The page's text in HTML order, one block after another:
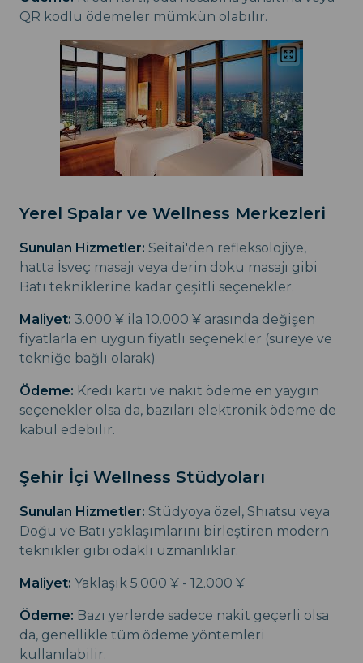
QR kodlu ödemeler mümkün olabilir.
Yerel Spalar ve Wellness Merkezleri
Sunulan Hizmetler: Seitai'den refleksolojiye,
hatta İsveç masajı veya derin doku masajı gibi
Batı tekniklerine kadar çeşitli seçenekler.
Maliyet: 3.000 ¥ ila 10.000 ¥ arasında değişen
fiyatlarla en uygun fiyatlı seçenekler (süreye ve
tekniğe bağlı olarak)
Ödeme: Kredi kartı ve nakit ödeme en yaygın
seçenekler olsa da, bazıları elektronik ödeme de
kabul edebilir.
Şehir İçi Wellness Stüdyoları
Sunulan Hizmetler: Stüdyoya özel, Shiatsu veya
Doğu ve Batı yaklaşımlarını birleştiren modern
teknikler gibi odaklı uzmanlıklar.
Maliyet: Yaklaşık 5.000 ¥ - 12.000 ¥
Ödeme: Bazı yerlerde sadece nakit geçerli olsa
da, genellikle tüm ödeme yöntemleri
kullanılabilir.